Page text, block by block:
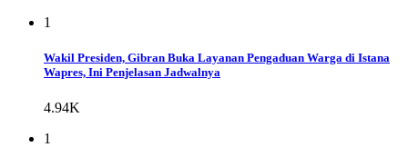
1
Wakil Presiden, Gibran Buka Layanan Pengaduan Warga di Istana
Wapres, Ini Penjelasan Jadwalnya
4.94K
1